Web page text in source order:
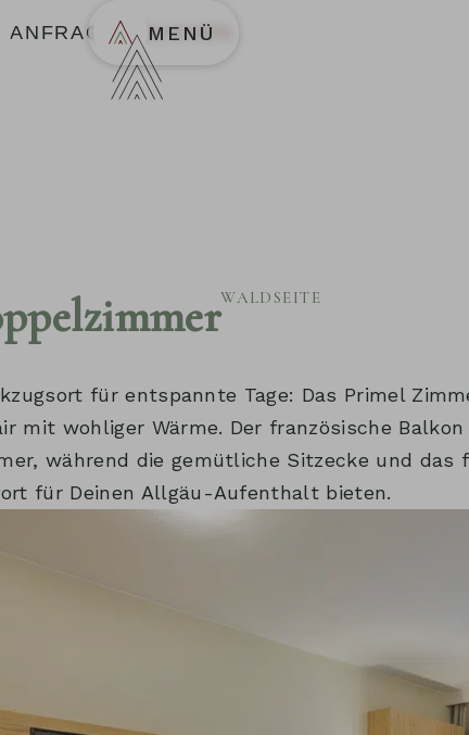
MENÜ
ANFRAGEN BUCHEN
WALDSEITE
für entspannte Tage: Das Primel
mit wohliger Wärme. Der französische
während die gemütliche Sitzecke und das
für Deinen Allgäu-Aufenthalt bieten.